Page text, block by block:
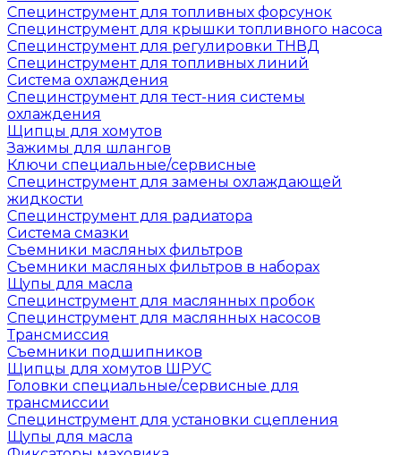
Специнструмент для топливных форсунок
Специнструмент для крышки топливного насоса
Специнструмент для регулировки ТНВД
Специнструмент для топливных линий
Система охлаждения
Специнструмент для тест-ния системы
охлаждения
Щипцы для хомутов
Зажимы для шлангов
Ключи специальные/сервисные
Специнструмент для замены охлаждающей
жидкости
Специнструмент для радиатора
Система смазки
Съемники масляных фильтров
Съемники масляных фильтров в наборах
Щупы для масла
Специнструмент для маслянных пробок
Специнструмент для маслянных насосов
Трансмиссия
Съемники подшипников
Щипцы для хомутов ШРУС
Головки специальные/сервисные для
трансмиссии
Специнструмент для установки сцепления
Щупы для масла